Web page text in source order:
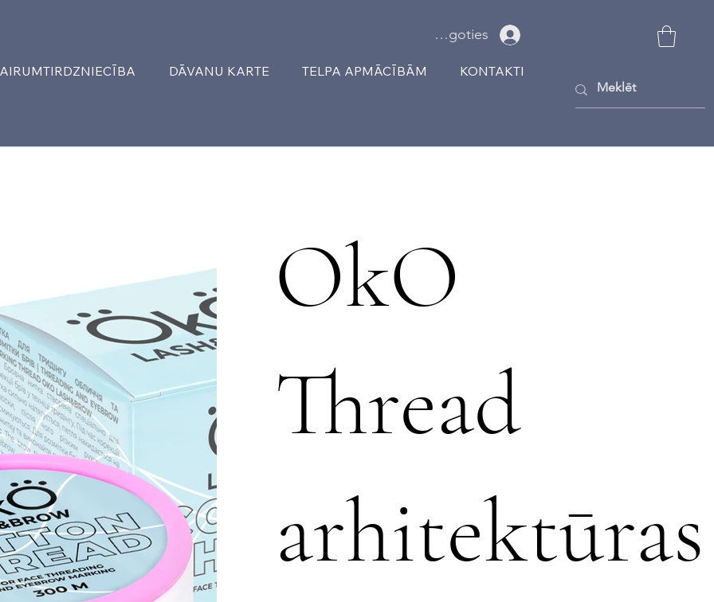
DĀVANU KARTE TELPA APMĀCĪBĀM KONTAKTI
Ielogoties
OkO
Thread
arhitektūras